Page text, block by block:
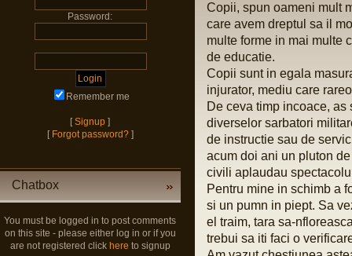
Password:
Remember me
[Signup ]
[ Forgot password? ]
Chatbox
You must be logged in to post comments
on this site - please either log in or if you
are not registered click here to signup
Copii, spun oameni mult
care avem dreptul sa il
multe forme in mai multe
de educatie.
Copii sunt in egala
injurator, mediu care
De ceva timp incoace,
diverselor sarbatori
de instructie sau de
acum doi ani un pluton
civili aplaudau
Pentru mine in schimb a
si un pumn in piept. Sa
el traim, tara sa-
trebui sa iti faci o